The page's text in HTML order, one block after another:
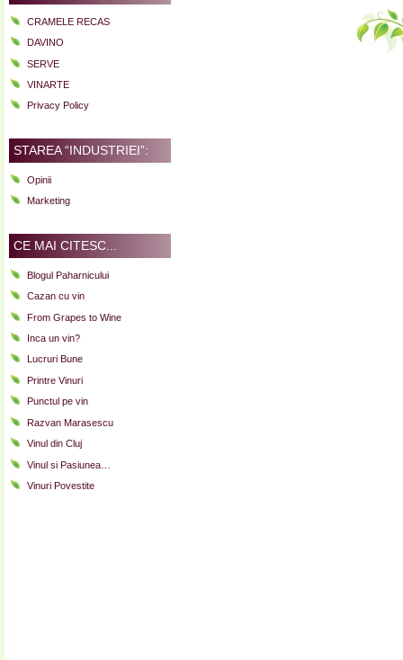
CRAMELE RECAS
DAVINO
SERVE
VINARTE
Privacy Policy
STAREA “INDUSTRIEI”:
Opinii
Marketing
CE MAI CITESC...
Blogul Paharnicului
Cazan cu vin
From Grapes to Wine
Inca un vin?
Lucruri Bune
Printre Vinuri
Punctul pe vin
Razvan Marasescu
Vinul din Cluj
Vinul si Pasiunea…
Vinuri Povestite